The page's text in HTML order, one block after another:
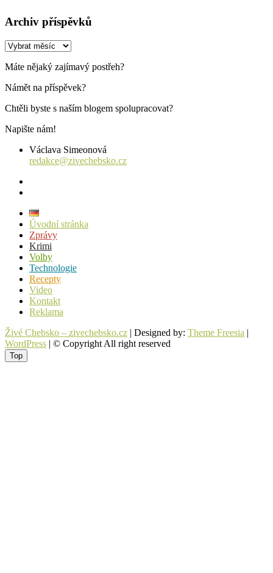
Archiv příspěvků
Archiv
Máte nějaký zajímavý postřeh?
Námět na příspěvek?
Chtěli byste s naším blogem spolupracovat?
Napište nám!
Václava Simeonová
redakce@zivechebsko.cz
Úvodní stránka
Zprávy
Krimi
Volby
Technologie
Recepty
Video
Kontakt
Reklama
Živé Chebsko – zivechebsko.cz | Designed by: Theme Freesia |
WordPress | © Copyright All right reserved
Top